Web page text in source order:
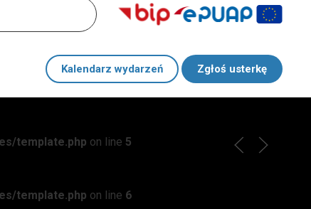
Kalendarz wydarzeń Zgłoś usterkę
template.php on line 5
template.php on line 6